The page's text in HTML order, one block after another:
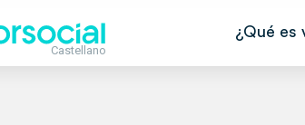
Castellano
¿Qué es